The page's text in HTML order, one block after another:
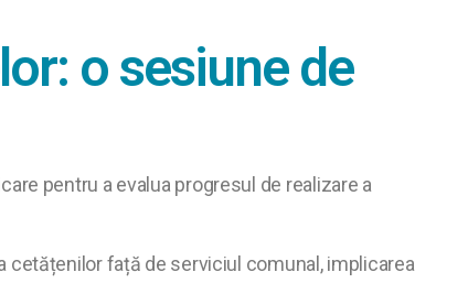
o sesiune de
pentru a evalua progresul de realizare a
față de serviciul comunal, implicarea